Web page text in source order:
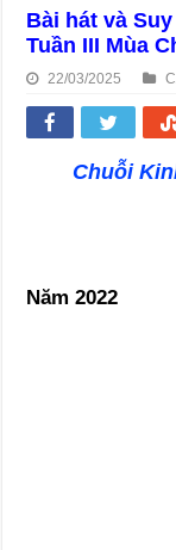
Bài hát và
Tuần III Mùa
22/03/2025
Chuỗi
Năm 2022